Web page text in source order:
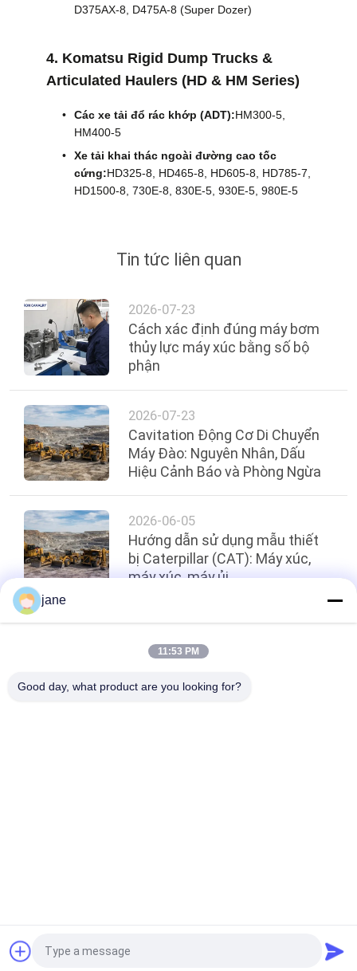
D375AX-8, D475A-8 (Super Dozer)
4. Komatsu Rigid Dump Trucks &
Articulated Haulers (HD & HM Series)
Các xe tải đổ rác khớp (ADT):HM300-5,
HM400-5
Xe tải khai thác ngoài đường cao tốc
cứng:HD325-8, HD465-8, HD605-8, HD785-7,
HD1500-8, 730E-8, 830E-5, 930E-5, 980E-5
Tin tức liên quan
2026-07-23
Cách xác định đúng máy bơm
thủy lực máy xúc bằng số bộ
phận
2026-07-23
Cavitation Động Cơ Di Chuyển
Máy Đào: Nguyên Nhân, Dấu
Hiệu Cảnh Báo và Phòng Ngừa
2026-06-05
Hướng dẫn sử dụng mẫu thiết
bị Caterpillar (CAT): Máy xúc,
máy xúc, máy ủi
Đứng đầu
jane
11:53 PM
Good day, what product are you looking for?